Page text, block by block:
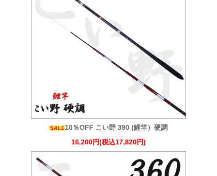
10％OFF こい野 390 (鯉竿）硬調
16,200円(税込17,820円)